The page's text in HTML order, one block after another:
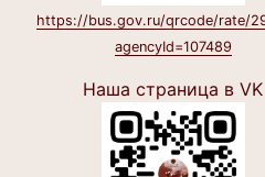
https://bus.gov.ru/qrcode/rate/
agencyId=107489
Наша страница в VK